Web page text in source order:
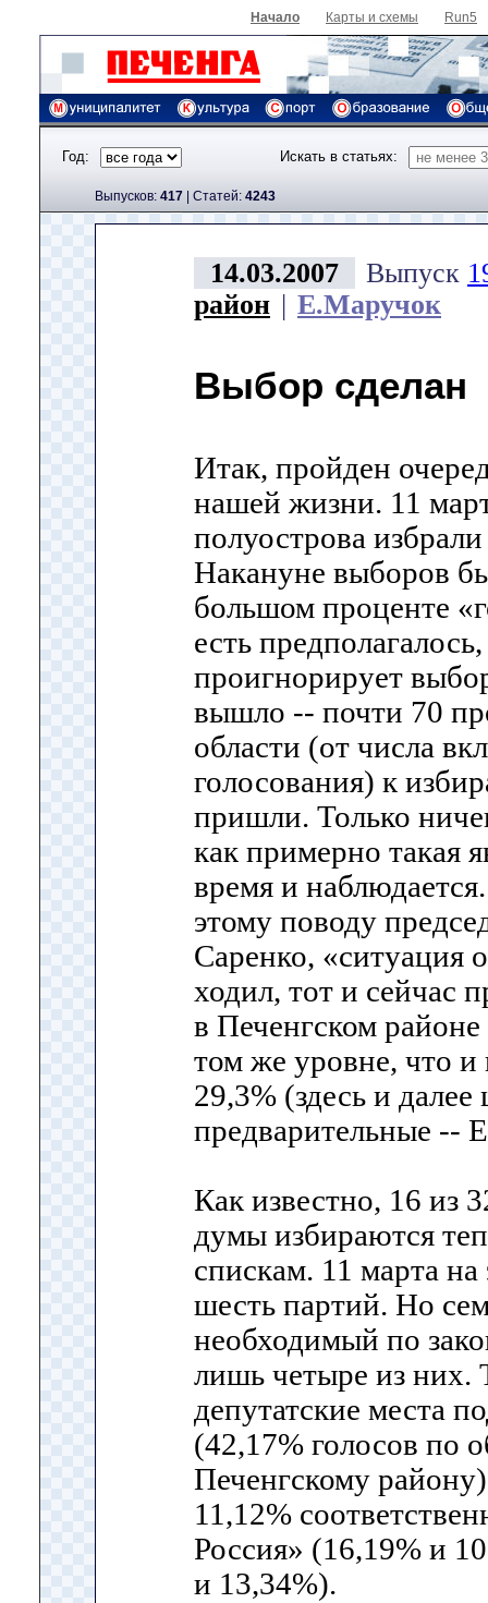
Начало Карты и схемы Run5
Год: Искать в статьях:
Выпусков: 417 | Cтатей: 4243
14.03.2007 Выпуск
район | Е.Маручок
Выбор сделан
Итак, пройден
нашей жизни. 11
полуострова
Накануне выборов
большом проценте
есть
проигнорирует
вышло -- почти 70
области (от числа
голосования) к
пришли. Только
как примерно такая
время и
этому поводу
Саренко, «ситуация
ходил, тот и сейчас
в Печенгском
том же уровне, что и
29,3% (здесь и
предварительные --
Как известно, 16 из
думы избираются
спискам. 11 марта
шесть партий. Но
необходимый по
лишь четыре из них.
депутатские места
(42,17% голосов по
Печенгскому
11,12%
Россия» (16,19% и
и 13,34%).